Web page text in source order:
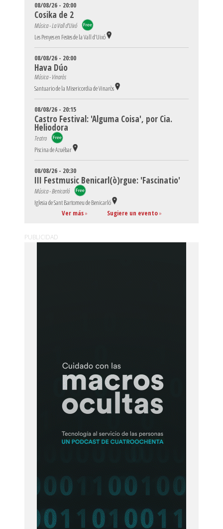
08/08/26 - 20:00
Cosika de 2
Música - La Vall d'Uixó
Les Penyes en Festes de la Vall d’Uixó
08/08/26 - 20:00
Hava Dúo
Música - Vinaròs
Santuario de la Misericordia de Vinaròs
08/08/26 - 20:15
Castro Festival: 'Alguma Coisa', por Cia.
Heliodora
Teatro
Piscina de Azuébar
08/08/26 - 20:30
III Festmusic Benicarl(ò)rgue: 'Fascinatio'
Música - Benicarló
Iglesia de Sant Bartomeu de Benicarló
Ver más» Sugiere un evento»
PUBLICIDAD